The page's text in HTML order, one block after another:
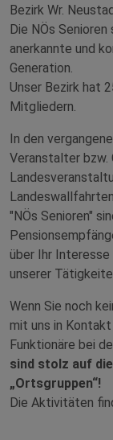
Bezirk Wr.
Die NÖs
anerkannte und
Generation.
Unser Bezirk hat
Mitgliedern.
In den
Veranstalter bzw.
"NÖs Senioren"
über Ihr
unserer
Wenn Sie noch
mit uns in
Funktionäre bei
sind stolz auf
„Ortsgruppen“!
Die Aktivitäten